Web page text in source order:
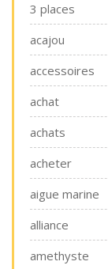
3 places
acajou
accessoires
achat
achats
acheter
aigue marine
alliance
amethyste